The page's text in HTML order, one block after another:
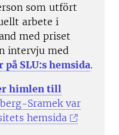
som utfört
arbete i
med priset
intervju med
SLU:s hemsida.
himlen till
Sramek var
hemsida